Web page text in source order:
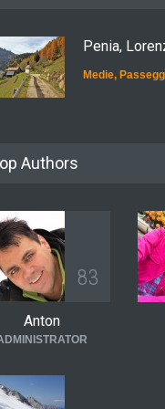
Penia,
Medie,
Authors
83
Anton